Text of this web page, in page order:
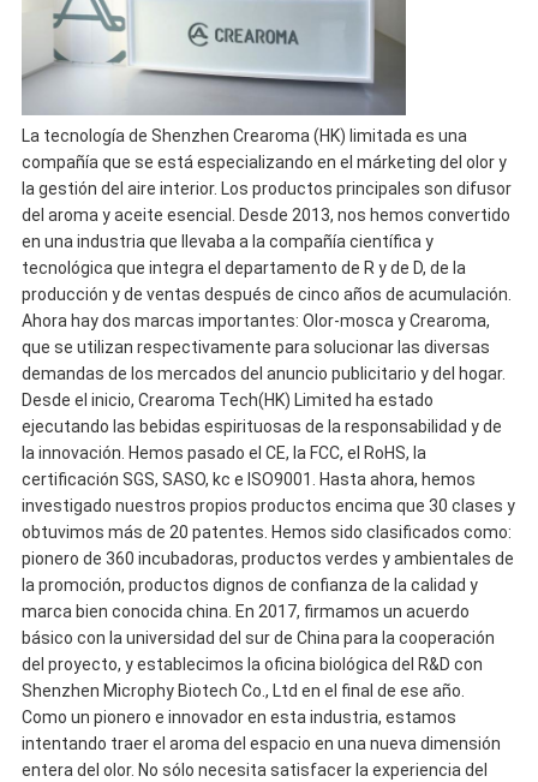
La tecnología de Shenzhen Crearoma (HK) limitada es una
compañía que se está especializando en el márketing del olor y
la gestión del aire interior. Los productos principales son difusor
del aroma y aceite esencial. Desde 2013, nos hemos convertido
en una industria que llevaba a la compañía científica y
tecnológica que integra el departamento de R y de D, de la
producción y de ventas después de cinco años de acumulación.
Ahora hay dos marcas importantes: Olor-mosca y Crearoma,
que se utilizan respectivamente para solucionar las diversas
demandas de los mercados del anuncio publicitario y del hogar.
Desde el inicio, Crearoma Tech(HK) Limited ha estado
ejecutando las bebidas espirituosas de la responsabilidad y de
la innovación. Hemos pasado el CE, la FCC, el RoHS, la
certificación SGS, SASO, kc e ISO9001. Hasta ahora, hemos
investigado nuestros propios productos encima que 30 clases y
obtuvimos más de 20 patentes. Hemos sido clasificados como:
pionero de 360 incubadoras, productos verdes y ambientales de
la promoción, productos dignos de confianza de la calidad y
marca bien conocida china. En 2017, firmamos un acuerdo
básico con la universidad del sur de China para la cooperación
del proyecto, y establecimos la oficina biológica del R&D con
Shenzhen Microphy Biotech Co., Ltd en el final de ese año.
Como un pionero e innovador en esta industria, estamos
intentando traer el aroma del espacio en una nueva dimensión
entera del olor. No sólo necesita satisfacer la experiencia del